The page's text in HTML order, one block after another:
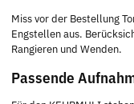
Miss vor der Bestellung
Engstellen aus.
Rangieren und Wenden.
Passende